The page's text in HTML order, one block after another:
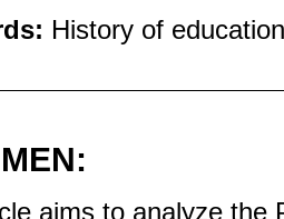
History of
aims to analyze the